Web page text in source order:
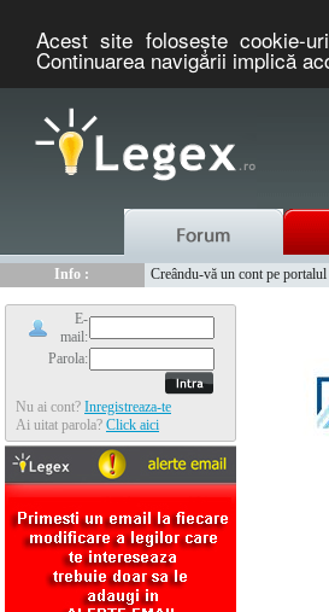
Acest site foloseşte cookie-
Continuarea navigării implică
Info :
Creându-vă un cont pe
E-
mail:
Parola:
Nu ai cont? Inregistreaza-te
Ai uitat parola? Click aici